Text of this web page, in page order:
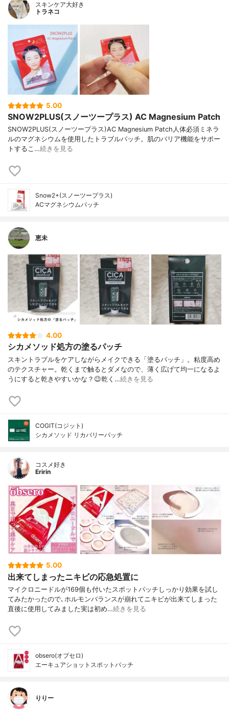
スキンケア大好き
トラネコ
5.00
SNOW2PLUS(スノーツープラス) AC Magnesium Patch
SNOW2PLUS(スノーツープラス)AC Magnesium Patch人体必須ミネラ
ルのマグネシウムを使用したトラブルパッチ。肌のバリア機能をサポー
トするこ…続きを見る
Snow2+(スノーツープラス)
ACマグネシウムパッチ
恵未
4.00
シカメソッド処方の塗るパッチ
スキントラブルをケアしながらメイクできる「塗るパッチ」。粘度高め
のテクスチャー。乾くまで触るとダメなので、薄く広げて均一になるよ
うにすると乾きやすいかな？😉乾く…続きを見る
COGIT(コジット)
シカメソッド リカバリーパッチ
コスメ好き
Eririn
5.00
出来てしまったニキビの応急処置に
マイクロニードルが169個も付いたスポットパッチしっかり効果を試し
てみたかったので､ホルモンバランスが崩れてニキビが出来てしまった
直後に使用してみました実は初め…続きを見る
obsero(オブセロ)
エーキュアショットスポットパッチ
りりー